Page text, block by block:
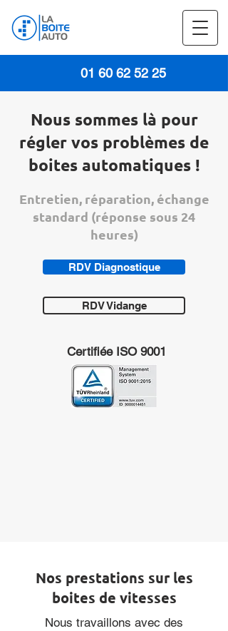
01 60 62 52 25
Nous sommes là pour
régler vos problèmes de
boites automatiques !
Entretien, réparation, échange
standard (réponse sous 24
heures)
RDV Diagnostique
RDV Vidange
Certifiée ISO 9001
Nos prestations sur les
boites de vitesses
Nous travaillons avec des